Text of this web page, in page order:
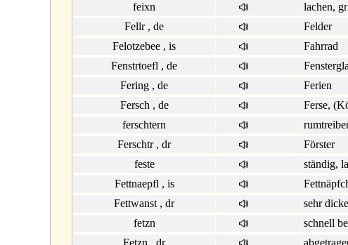
feixn
lachen,
Fellr , de
Felder
Felotzebee , is
Fahrrad
Fenstrtoefl , de
Fering , de
Ferien
Fersch , de
Ferse,
ferschtern
Ferschtr , dr
Förster
feste
ständig,
Fettnaepfl , is
Fettwanst , dr
sehr
fetzn
schnell
Fetzn , dr